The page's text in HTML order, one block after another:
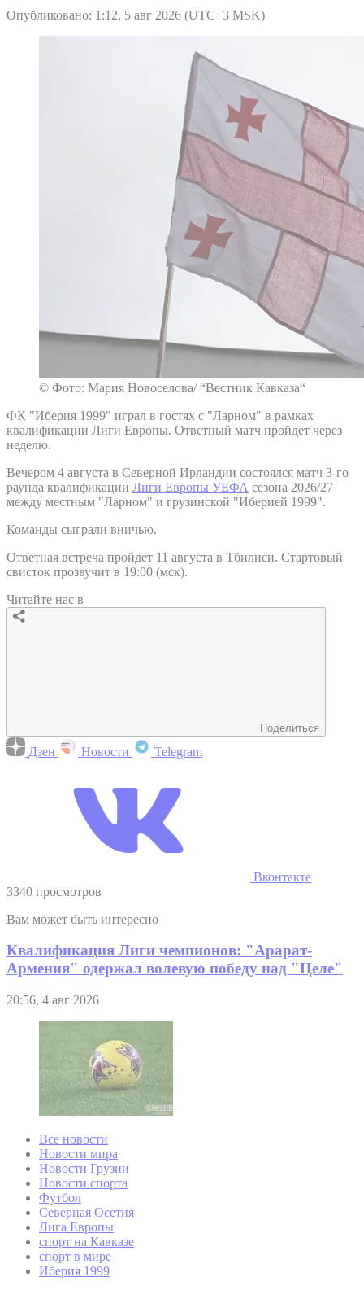
Опубликовано: 1:12, 5 авг 2026 (UTC+3 MSK)
© Фото: Мария Новоселова/ “Вестник Кавказа“
ФК "Иберия 1999" играл в гостях с "Ларном" в рамках
квалификации Лиги Европы. Ответный матч пройдет через
неделю.
Вечером 4 августа в Северной Ирландии состоялся матч 3-го
раунда квалификации Лиги Европы УЕФА сезона 2026/27
между местным "Ларном" и грузинской "Иберией 1999".
Команды сыграли вничью.
Ответная встреча пройдет 11 августа в Тбилиси. Стартовый
свисток прозвучит в 19:00 (мск).
Читайте нас в
Поделиться
Дзен Новости Telegram
Вконтакте
3340 просмотров
Вам может быть интересно
Квалификация Лиги чемпионов: "Арарат-
Армения" одержал волевую победу над "Целе"
20:56, 4 авг 2026
Все новости
Новости мира
Новости Грузии
Новости спорта
Футбол
Северная Осетия
Лига Европы
спорт на Кавказе
спорт в мире
Иберия 1999